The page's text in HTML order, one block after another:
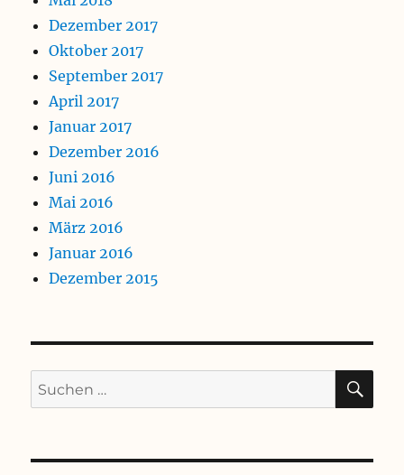
Dezember 2017
Oktober 2017
September 2017
April 2017
Januar 2017
Dezember 2016
Juni 2016
Mai 2016
März 2016
Januar 2016
Dezember 2015
Suchen
nach: